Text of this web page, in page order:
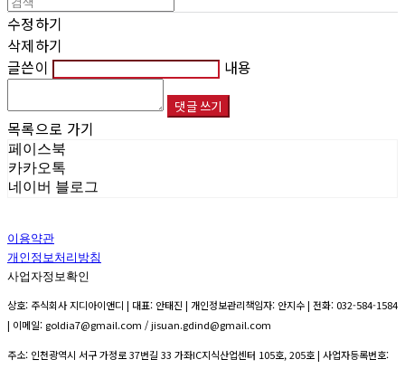
수정하기
삭제하기
글쓴이
내용
댓글 쓰기
목록으로 가기
페이스북
카카오톡
네이버 블로그
이용약관
개인정보처리방침
사업자정보확인
상호: 주식회사 지디아이앤디 | 대표: 안태진 | 개인정보관리책임자: 안지수 | 전화: 032-584-1584
| 이메일: goldia7@gmail.com / jisuan.gdind@gmail.com
주소: 인천광역시 서구 가정로 37번길 33 가좌IC지식산업센터 105호, 205호 | 사업자등록번호: